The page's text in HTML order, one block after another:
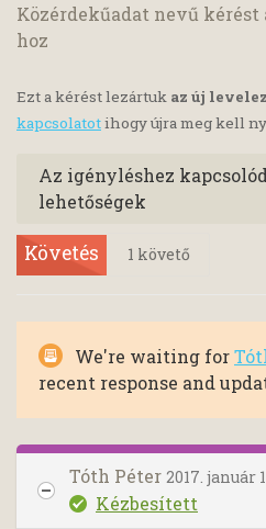
Közérdekűadat nevű kérést
hoz
Ezt a kérést lezártuk az új
kapcsolatotihogy újra meg kell
Az igényléshez
lehetőségek
Követés 1 követő
We're waiting for
recent response and
Tóth Péter 2017. január
Kézbesített